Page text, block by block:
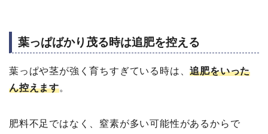
葉っぱばかり茂る時は追肥を控える
葉っぱや茎が強く育ちすぎている時は、追肥をいった
ん控えます。
肥料不足ではなく、窒素が多い可能性があるからで